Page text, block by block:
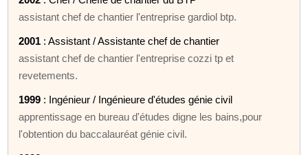
assistant chef de chantier l'entreprise gardiol btp.
2001 : Assistant / Assistante chef de chantier
assistant chef de chantier l'entreprise cozzi tp et
revetements.
1999 : Ingénieur / Ingénieure d'études génie civil
apprentissage en bureau d'études digne les bains,pour
l'obtention du baccalauréat génie civil.